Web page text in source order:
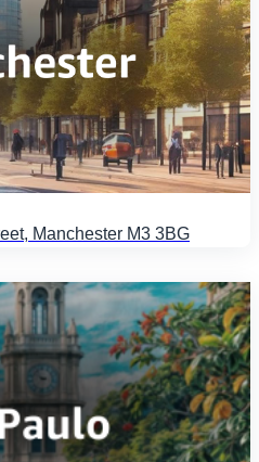
Manchester M3 3BG